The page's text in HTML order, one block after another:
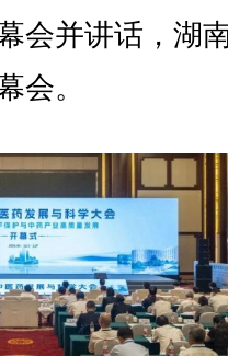
会并讲话，湖
会。